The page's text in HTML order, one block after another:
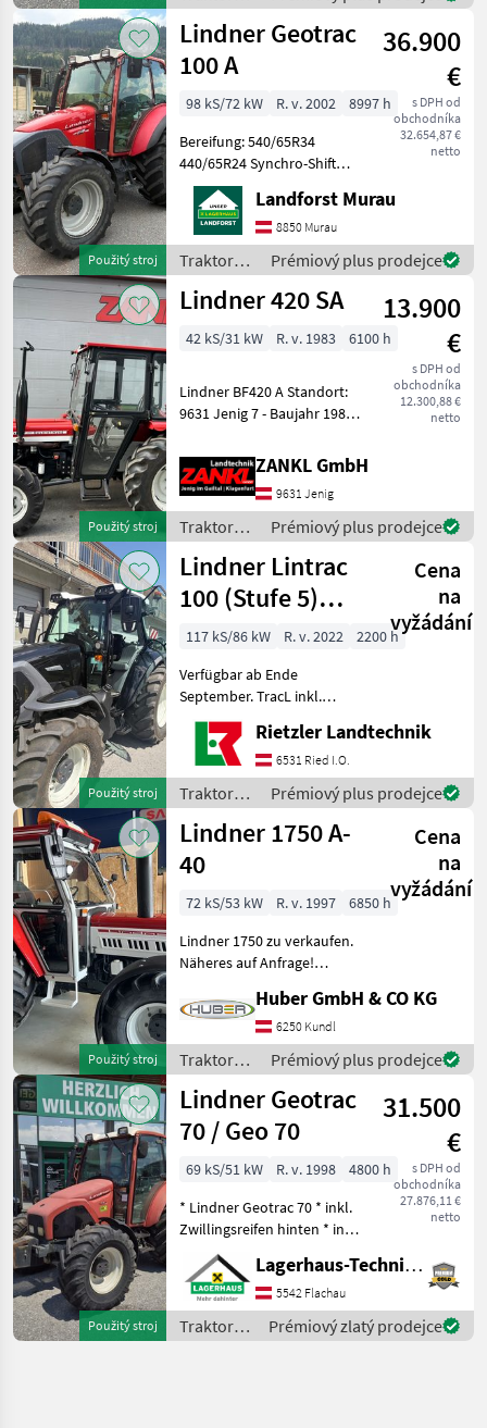
Maschineaktuell be
Lindner
Použitý stroj
Lindner Geotrac
100 A
36.900
€
s DPH od
obchodníka
32.654,87 €
netto
98 kS/72 kW R. v. 2002
8997 h
Bereifung: 540/65R34
440/65R24 Synchro-Shift
Getriebe Kreuzhebel
Fronthubwerk
Frontzapfwelle Druckloser
Rücklauf verstellbare
Lenksäule
Arbeitsscheinwerfe
Landforst Murau
8850 Murau
Traktory /
Lindner
Prémiový plus prodejce
Použitý stroj
Lindner 420 SA
13.900
€
s DPH od
obchodníka
12.300,88 €
netto
42 kS/31 kW R. v. 1983 6100 h
Lindner BF420 A Standort:
9631 Jenig 7 - Baujahr 1983
lt. Zähler - 3-Zylindermotor
- Kabine - MHR - 1 DW
Steuergeräte im Heck
ZANKL GmbH
9631 Jenig
Traktory /
Lindner
Prémiový plus prodejce
Použitý stroj
Lindner Lintrac
100 (Stufe 5)
4Rad-Lenkung
Cena
na
vyžádání
117 kS/86 kW R. v. 2022
2200 h
Verfügbar ab Ende
September. TracL inkl.
Mobile (Smartphone-
Verbindung über OBD-
Stecker mit Bluetooth)
Bereifung 540/65- R30 Mitas
AC65- 420/65- R20- Mitas AC
Rietzler Landtechnik
6531 Ried I.O.
Traktory /
Lindner
Prémiový plus prodejce
Použitý stroj
Lindner 1750 A-
40
Cena
na
vyžádání
72 kS/53 kW R. v. 1997
6850 h
Lindner 1750 zu verkaufen.
Näheres auf Anfrage!
kolies, , Stanovište
rušňovodiča: Vodičská
kabína, Vývodový hriadeľ
hnacieho hriadeľa:
430/540/750
Huber GmbH & CO KG
6250 Kundl
Traktory /
Lindner
Prémiový plus prodejce
Použitý stroj
Lindner Geotrac
70 / Geo 70
31.500
€
s DPH od
obchodníka
27.876,11 €
netto
69 kS/51 kW R. v. 1998
4800 h
* Lindner Geotrac 70 * inkl.
Zwillingsreifen hinten * inkl.
gebrauchten Schneeketten
Pewag Netzketten * 2DW
Steuergeräte *
mechanische
Hubwerksregelung * Stund
Lagerhaus-Technik Flachau
5542 Flachau
Traktory /
Lindner
Prémiový zlatý prodejce